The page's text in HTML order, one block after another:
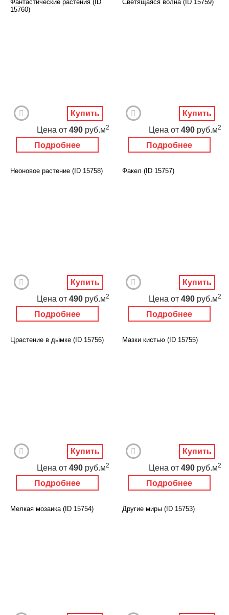
Фантастические растения (ID
15760)
Подробнее
Цена от 490 руб.м2
Купить
Светящаяся волна (ID 15759)
Подробнее
Цена от 490 руб.м2
Купить
Неоновое растение (ID 15758)
Подробнее
Цена от 490 руб.м2
Купить
Факел (ID 15757)
Подробнее
Цена от 490 руб.м2
Купить
Црастение в дымке (ID 15756)
Подробнее
Цена от 490 руб.м2
Купить
Мазки кистью (ID 15755)
Подробнее
Цена от 490 руб.м2
Купить
Мелкая мозаика (ID 15754) Другие миры (ID 15753)